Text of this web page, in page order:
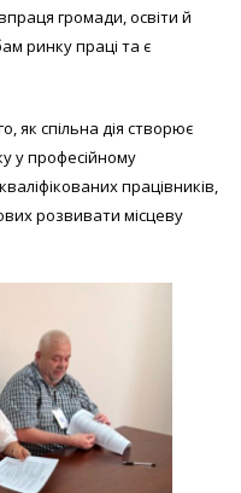
громади, освіти й
ринку праці та є
як спільна дія створює
у професійному
працівників,
розвивати місцеву